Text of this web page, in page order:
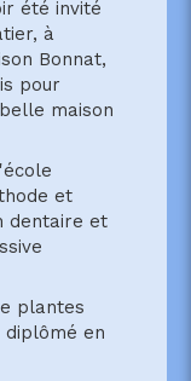
été invité
à
Bonnat,
pour
maison
et
dentaire et
plantes
diplômé en